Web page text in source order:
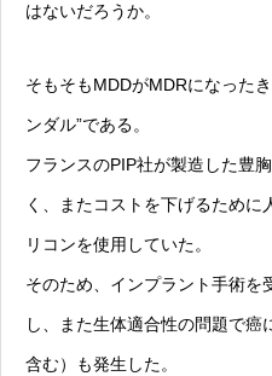
はないだろうか。
そもそもMDDがMDRになった
ンダル”である。
フランスのPIP社が製造した豊
く、またコストを下げるため
リコンを使用していた。
そのため、インプラント手術を
し、また生体適合性の問題で
含む）も発生した。